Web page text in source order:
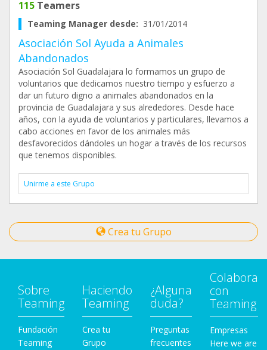
115 Teamers
Teaming Manager desde: 31/01/2014
Asociación Sol Ayuda a Animales
Abandonados
Asociación Sol Guadalajara lo formamos un grupo de
voluntarios que dedicamos nuestro tiempo y esfuerzo a
dar un futuro digno a animales abandonados en la
provincia de Guadalajara y sus alrededores. Desde hace
años, con la ayuda de voluntarios y particulares, llevamos a
cabo acciones en favor de los animales más
desfavorecidos dándoles un hogar a través de los recursos
que tenemos disponibles.
Unirme a este Grupo
Crea tu Grupo
Sobre
Teaming
Fundación
Teaming
Haciendo
Teaming
Crea tu
Grupo
¿Alguna
duda?
Preguntas
frecuentes
Colabora
con
Teaming
Empresas
Here we are